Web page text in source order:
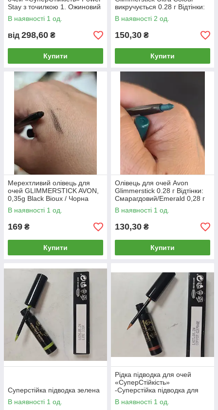
Stay з точилкою 1. Ожиновий
бум / statement berry
В наявності 1 од.
від 298,60 ₴
Купити
викручується 0.28 г Відтінки:
В наявності 2 од.
150,30 ₴
Купити
Мерехтливий олівець для
очей GLIMMERSTICK AVON,
0,35g Black Bioux / Чорна
безодня
В наявності 1 од.
169 ₴
Купити
Олівець для очей Avon
Glimmerstick 0.28 г Відтінки:
Смарагдовий/Emerald 0,28 г
В наявності 1 од.
130,30 ₴
Купити
Суперстійка підводка зелена
В наявності 1 од.
Рідка підводка для очей
«СуперСтійкість»
-Суперстійка підводка для
очей Мідна відвага / Copper
Courage
В наявності 1 од.